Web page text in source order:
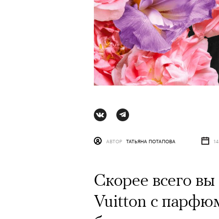
АВТОР ТАТЬЯНА ПОТАПОВА
Скорее всего
Vuitton с
АВТОР СТАС ТЫРКИН 06